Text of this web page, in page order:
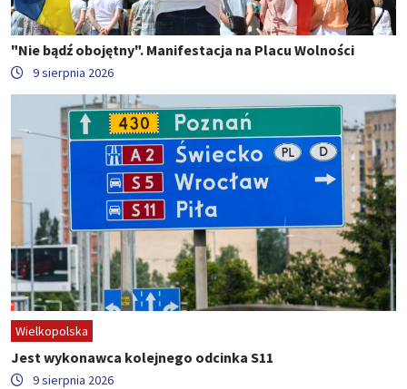
"Nie bądź obojętny". Manifestacja na Placu Wolności
9 sierpnia 2026
Wielkopolska
Jest wykonawca kolejnego odcinka S11
9 sierpnia 2026